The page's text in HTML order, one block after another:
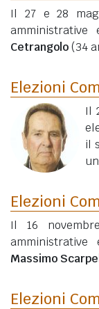
Il 27 e 28
Cetrangolo(34
Elezioni
Il
il
Elezioni
Il 16
Massimo
Elezioni